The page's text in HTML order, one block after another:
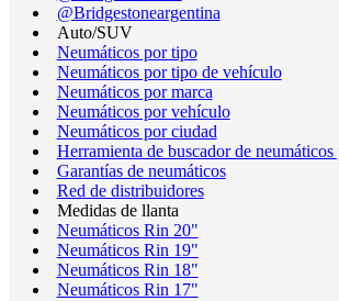
@Bridgestoneargentina
Auto/SUV
Neumáticos por tipo
Neumáticos por tipo de vehículo
Neumáticos por marca
Neumáticos por vehículo
Neumáticos por ciudad
Herramienta de buscador de
Garantías de neumáticos
Red de distribuidores
Medidas de llanta
Neumáticos Rin 20"
Neumáticos Rin 19"
Neumáticos Rin 18"
Neumáticos Rin 17"